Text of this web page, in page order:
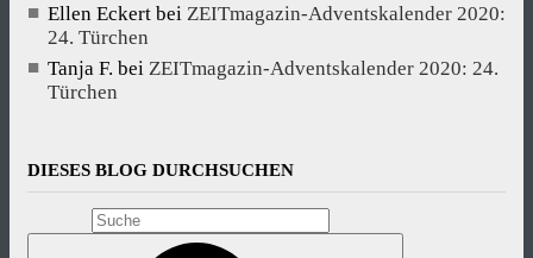
Ellen Eckert bei ZEITmagazin-Adventskalender 2020:
24. Türchen
Tanja F. bei ZEITmagazin-Adventskalender 2020: 24.
Türchen
DIESES BLOG DURCHSUCHEN